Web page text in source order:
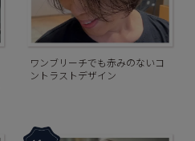
ワンブリーチでも赤みのないコ
ントラストデザイン